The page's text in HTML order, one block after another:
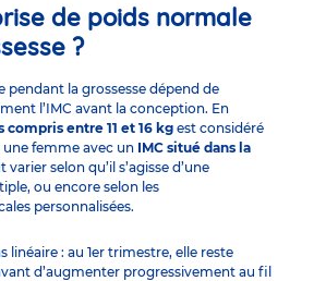
de poids normale
?
pendant la grossesse dépend de
l’IMC avant la conception. En
compris entre 11 et 16 kg est considéré
une femme avec un IMC situé dans la
varier selon qu’il s’agisse d’une
ou encore selon les
personnalisées.
linéaire : au 1er trimestre, elle reste
d’augmenter progressivement au fil